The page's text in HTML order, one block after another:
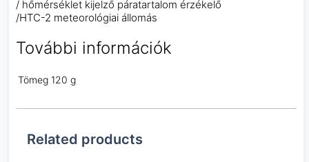
/ hőmérséklet kijelző páratartalom érzékelő
/HTC-2 meteorológiai állomás
További információk
Tömeg 120 g
Related products